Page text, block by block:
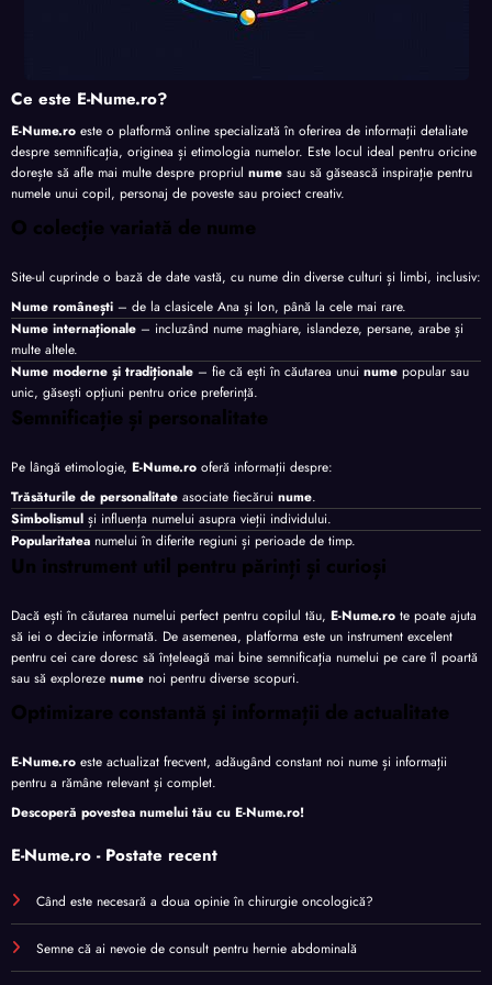
Ce este E-Nume.ro?
E-Nume.ro este o platformă online specializată în oferirea de informații detaliate
despre semnificația, originea și etimologia numelor. Este locul ideal pentru oricine
dorește să afle mai multe despre propriul nume sau să găsească inspirație pentru
numele unui copil, personaj de poveste sau proiect creativ.
O colecție variată de nume
Site-ul cuprinde o bază de date vastă, cu nume din diverse culturi și limbi, inclusiv:
Nume românești – de la clasicele Ana și Ion, până la cele mai rare.
Nume internaționale – incluzând nume maghiare, islandeze, persane, arabe și
multe altele.
Nume moderne și tradiționale – fie că ești în căutarea unui nume popular sau
unic, găsești opțiuni pentru orice preferință.
Semnificație și personalitate
Pe lângă etimologie, E-Nume.ro oferă informații despre:
Trăsăturile de personalitate asociate fiecărui nume.
Simbolismul și influența numelui asupra vieții individului.
Popularitatea numelui în diferite regiuni și perioade de timp.
Un instrument util pentru părinți și curioși
Dacă ești în căutarea numelui perfect pentru copilul tău, E-Nume.ro te poate ajuta
să iei o decizie informată. De asemenea, platforma este un instrument excelent
pentru cei care doresc să înțeleagă mai bine semnificația numelui pe care îl poartă
sau să exploreze nume noi pentru diverse scopuri.
Optimizare constantă și informații de actualitate
E-Nume.ro este actualizat frecvent, adăugând constant noi nume și informații
pentru a rămâne relevant și complet.
Descoperă povestea numelui tău cu E-Nume.ro!
E-Nume.ro - Postate recent
Când este necesară a doua opinie în chirurgie oncologică?
Semne că ai nevoie de consult pentru hernie abdominală